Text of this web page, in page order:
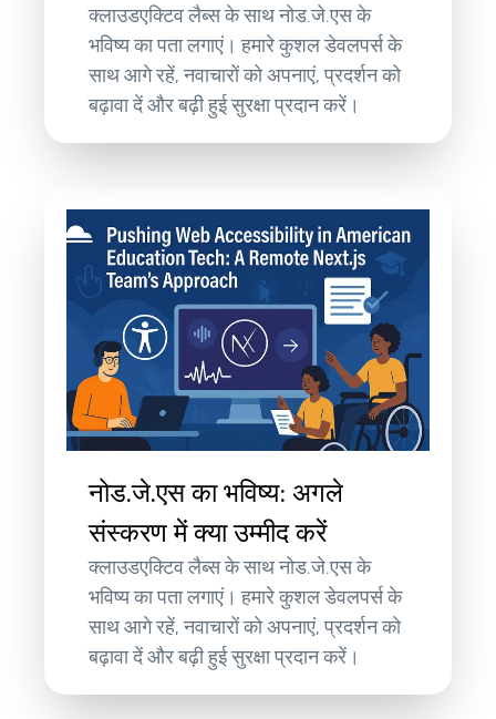
क्लाउडएक्टिव लैब्स के साथ नोड.जे.एस के
भविष्य का पता लगाएं। हमारे कुशल डेवलपर्स के
साथ आगे रहें, नवाचारों को अपनाएं, प्रदर्शन को
बढ़ावा दें और बढ़ी हुई सुरक्षा प्रदान करें।
नोड.जे.एस का भविष्य: अगले
संस्करण में क्या उम्मीद करें
क्लाउडएक्टिव लैब्स के साथ नोड.जे.एस के
भविष्य का पता लगाएं। हमारे कुशल डेवलपर्स के
साथ आगे रहें, नवाचारों को अपनाएं, प्रदर्शन को
बढ़ावा दें और बढ़ी हुई सुरक्षा प्रदान करें।